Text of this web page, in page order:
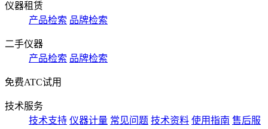
仪器租赁
产品检索 品牌检索
二手仪器
产品检索 品牌检索
免费ATC试用
技术服务
技术支持 仪器计量 常见问题 技术资料 使用指南 售后服